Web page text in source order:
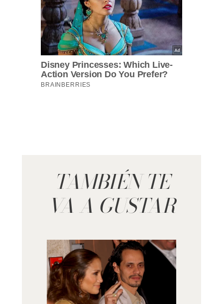
TAMBIÉN TE
VA A GUSTAR